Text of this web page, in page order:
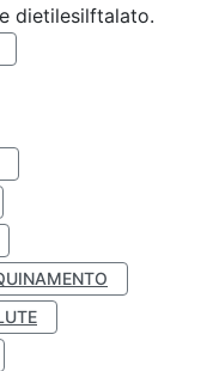
dietilesilftalato.